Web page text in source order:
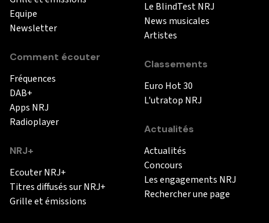
Equipe
Newsletter
Comment écouter
Fréquences
DAB+
Apps NRJ
Radioplayer
NRJ+
Ecouter NRJ+
Titres diffusés sur NRJ+
Grille et émissions
Le BlindTest NRJ
News musicales
Artistes
Classements
Euro Hot 30
L'utratop NRJ
Actualités
Actualités
Concours
Les engagements NRJ
Rechercher une page